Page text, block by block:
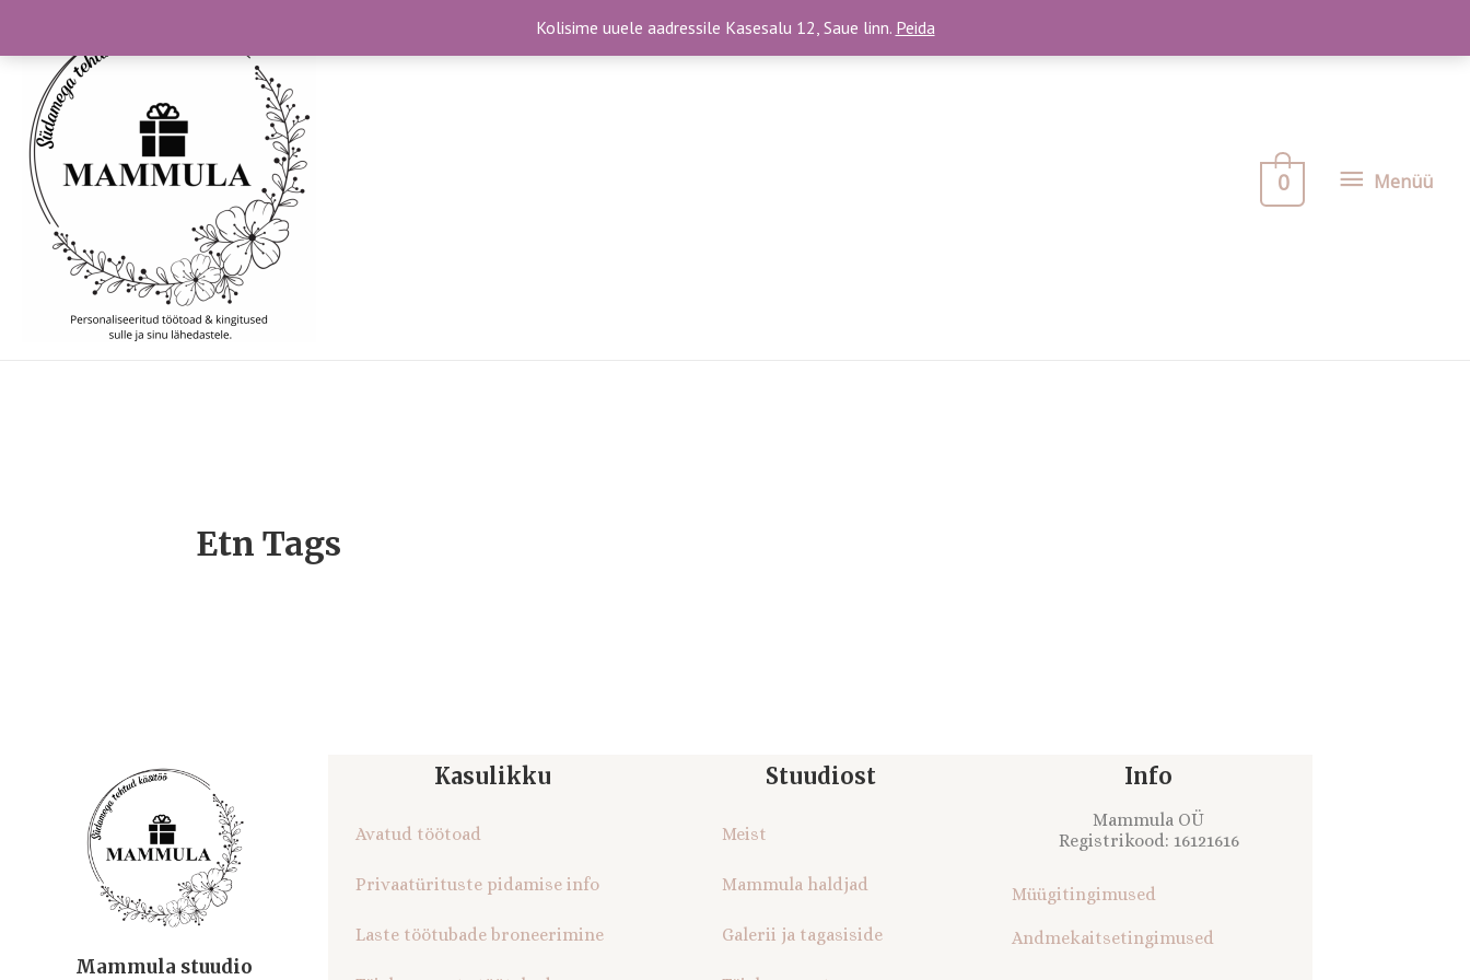
Kolisime uuele aadressile Kasesalu 12, Saue linn. Peida
Menüü
0
Etn Tags
Mammula stuudio
Kasulikku
Avatud töötoad
Privaatürituste pidamise info
Laste töötubade broneerimine
Stuudiost
Meist
Mammula haldjad
Galerii ja tagasiside
Info
Mammula OÜ
Registrikood: 16121616
Müügitingimused
Andmekaitsetingimused